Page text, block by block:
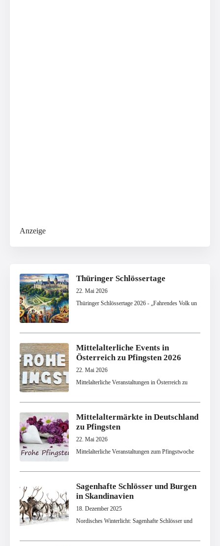
Anzeige
Thüringer Schlössertage
22. Mai 2026
Thüringer Schlössertage 2026 - „Fahrendes Volk un
Mittelalterliche Events in
Österreich zu Pfingsten 2026
22. Mai 2026
Mittelalterliche Veranstaltungen in Österreich zu
Mittelaltermärkte in Deutschland
zu Pfingsten
22. Mai 2026
Mittelalterliche Veranstaltungen zum Pfingstwoche
Sagenhafte Schlösser und Burgen
in Skandinavien
18. Dezember 2025
Nordisches Winterlicht: Sagenhafte Schlösser und